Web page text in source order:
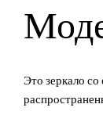
Это зеркало